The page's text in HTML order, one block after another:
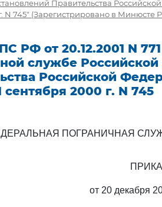
Правительства Российской
N 745" (Зарегистрировано в Минюсте
РФ от 20.12.2001 N
службе
Российской
сентября 2000 г. N 745
ПОГРАНИЧНАЯ
от 20 декабря